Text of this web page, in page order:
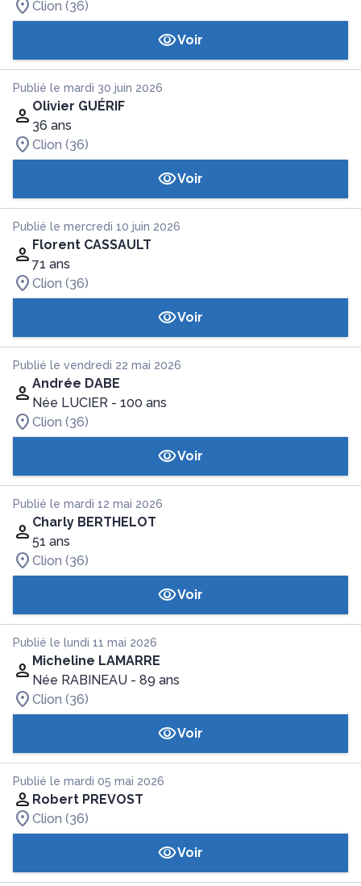
Clion (36)
Voir
Publié le mardi 30 juin 2026
Olivier GUÉRIF
36 ans
Clion (36)
Voir
Publié le mercredi 10 juin 2026
Florent CASSAULT
71 ans
Clion (36)
Voir
Publié le vendredi 22 mai 2026
Andrée DABE
Née LUCIER - 100 ans
Clion (36)
Voir
Publié le mardi 12 mai 2026
Charly BERTHELOT
51 ans
Clion (36)
Voir
Publié le lundi 11 mai 2026
Micheline LAMARRE
Née RABINEAU - 89 ans
Clion (36)
Voir
Publié le mardi 05 mai 2026
Robert PREVOST
Clion (36)
Voir